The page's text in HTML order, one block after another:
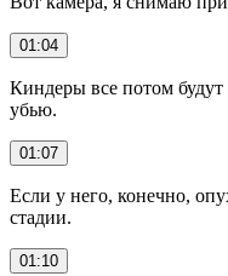
01:04
Киндеры все потом
убью.
01:07
Если у него, конечно,
стадии.
01:10